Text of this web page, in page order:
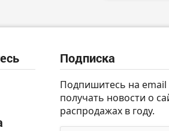
Подписка
Подпишитесь на email
получать новости о
распродажах в году.